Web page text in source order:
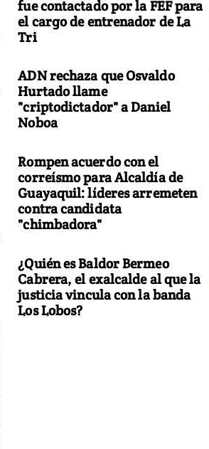
fue contactado por la FEF para
el cargo de entrenador de La
Tri
ADN rechaza que Osvaldo
Hurtado llame
"criptodictador" a Daniel
Noboa
Rompen acuerdo con el
correísmo para Alcaldía de
Guayaquil: líderes arremeten
contra candidata
"chimbadora"
¿Quién es Baldor Bermeo
Cabrera, el exalcalde al que la
justicia vincula con la banda
Los Lobos?